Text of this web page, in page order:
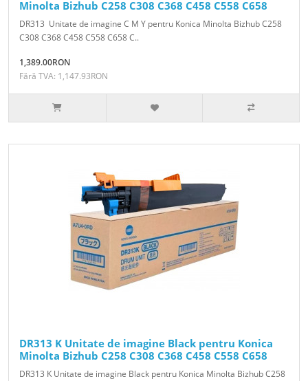
Minolta Bizhub C258 C308 C368 C458 C558 C658
DR313 Unitate de imagine C M Y pentru Konica Minolta Bizhub C258
C308 C368 C458 C558 C658 C..
1,389.00RON
Fără TVA: 1,147.93RON
DR313 K Unitate de imagine Black pentru Konica
Minolta Bizhub C258 C308 C368 C458 C558 C658
DR313 K Unitate de imagine Black pentru Konica Minolta Bizhub C258